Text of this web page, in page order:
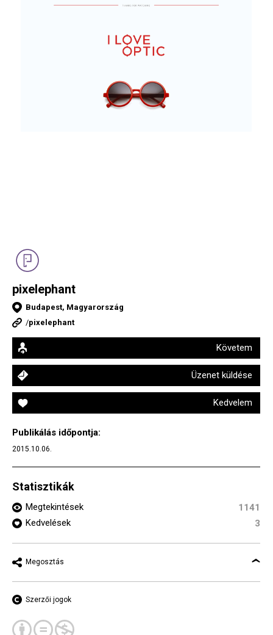
pixelephant
Budapest, Magyarország
/pixelephant
Követem
Üzenet küldése
Kedvelem
Publikálás időpontja:
2015.10.06.
Statisztikák
Megtekintések
1141
Kedvelések
3
Megosztás
Szerzői jogok